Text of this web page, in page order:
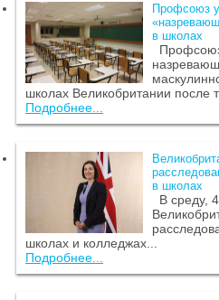
Профсоюз
в школах
школах Великобритании после
Подробнее...
в школах
В среду,
школах и колледжах...
Подробнее...